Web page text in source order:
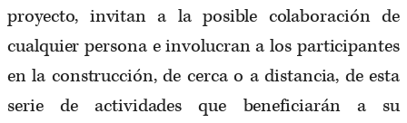
proyecto, invitan a la posible colaboración de
cualquier persona e involucran a los participantes
en la construcción, de cerca o a distancia, de esta
serie de actividades que beneficiarán a su